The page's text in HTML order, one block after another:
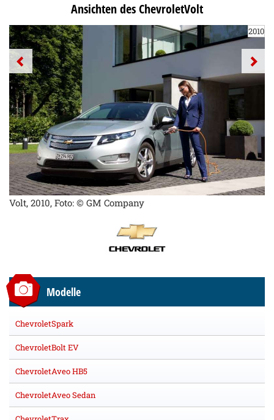
Ansichten des ChevroletVolt
2010
Volt, 2010, Foto: © GM Company
Modelle
ChevroletSpark
ChevroletBolt EV
ChevroletAveo HB5
ChevroletAveo Sedan